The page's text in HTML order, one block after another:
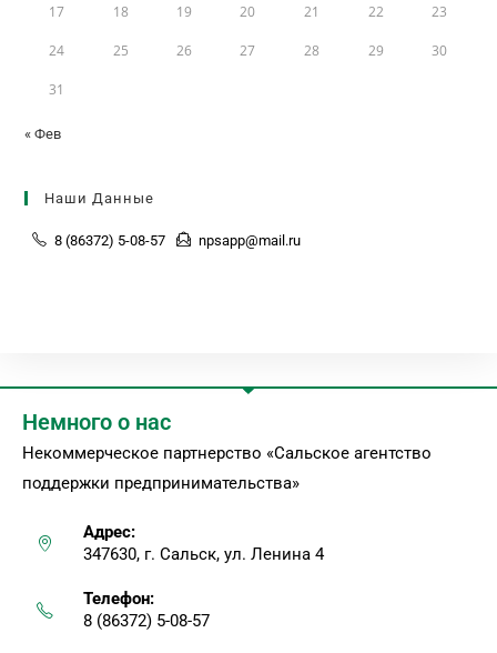
17 18 19 20 21 22 23
24 25 26 27 28 29 30
31
« Фев
Наши Данные
8 (86372) 5-08-57 npsapp@mail.ru
Немного о нас
Некоммерческое партнерство «Сальское агентство
поддержки предпринимательства»
Адрес:
347630, г. Сальск, ул. Ленина 4
Телефон:
8 (86372) 5-08-57